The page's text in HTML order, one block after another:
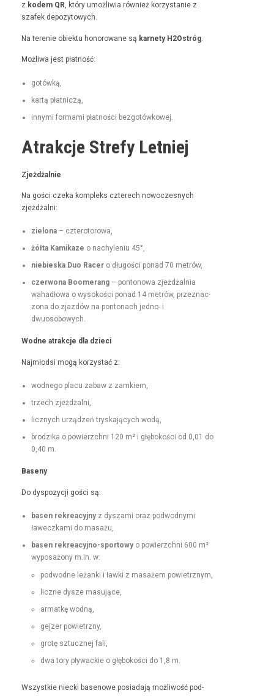
z kodem QR, który umożli­wia również korzys­tanie z
szafek depozytowych.
Na tere­nie obiek­tu hon­orowane są kar­ne­ty H2Ostróg
Możli­wa jest płatność:
gotówką,
kartą płat­niczą,
inny­mi for­ma­mi płat­noś­ci bezgotówkowej.
Atrakcje Strefy Letniej
Zjeżdżal­nie
Na goś­ci czeka kom­pleks czterech nowoczes­nych
zjeżdżalni:
zielona– czterotorowa,
żół­ta Kamikaze o nachyle­niu 45°,
niebies­ka Duo Rac­ero dłu­goś­ci pon­ad 70 metrów,
czer­wona Boomerang– pontonowa zjeżdżal­nia
wahadłowa o wysokoś­ci pon­ad 14 metrów, przez­nac­
zona do zjazdów na pon­tonach jed­no- i
dwuosobowych.
Wodne atrakc­je dla dzieci
Najmłod­si mogą korzys­tać z:
wod­nego placu zabaw z zamkiem,
trzech zjeżdżal­ni,
licznych urządzeń tryska­ją­cych wodą,
brodzi­ka o powierzch­ni 120 m² i głębokoś­ci od 0,01 do
0,40 m.
Base­ny
Do dys­pozy­cji goś­ci są:
basen rekrea­cyjnyz dysza­mi oraz pod­wod­ny­mi
ławeczka­mi do masażu,
basen rekrea­cyjno-sportowyo powierzch­ni 600 m²
wyposażony m.in. w:
pod­wodne leżan­ki i ław­ki z masażem powietrznym,
liczne dysze masujące,
armatkę wod­ną,
gejz­er powietrzny,
grotę sztucznej fali,
dwa tory pływack­ie o głębokoś­ci do 1,8 m.
Wszys­tkie niec­ki basenowe posi­ada­ją możli­wość pod­